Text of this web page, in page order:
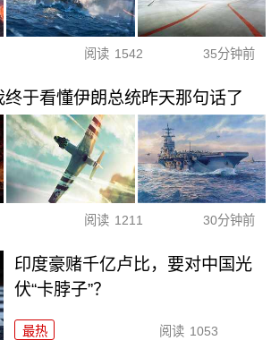
阅读 1542 35分钟前
于看懂伊朗总统昨天那句话了
阅读 1211 30分钟前
印度豪赌千亿卢比，要对中国光
伏“卡脖子”？
最热 阅读 1053